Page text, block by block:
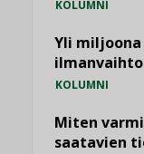
KOLUMNI
Yli
KOLUMNI
Miten
saatavien